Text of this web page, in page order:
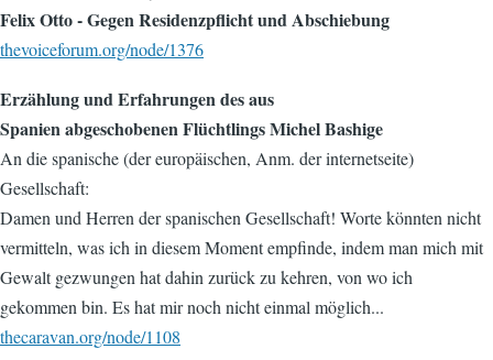
Felix Otto - Gegen Residenzpflicht und Abschiebung
thevoiceforum.org/node/1376
Erzählung und Erfahrungen des aus
Spanien abgeschobenen Flüchtlings Michel Bashige
An die spanische (der europäischen, Anm. der internetseite)
Gesellschaft:
Damen und Herren der spanischen Gesellschaft! Worte könnten nicht
vermitteln, was ich in diesem Moment empfinde, indem man mich mit
Gewalt gezwungen hat dahin zurück zu kehren, von wo ich
gekommen bin. Es hat mir noch nicht einmal möglich...
thecaravan.org/node/1108